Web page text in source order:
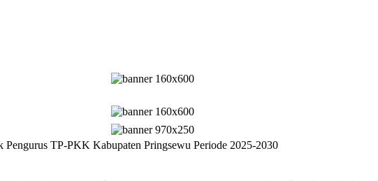
TP-PKK Kabupaten Pringsewu Periode 2025-2030